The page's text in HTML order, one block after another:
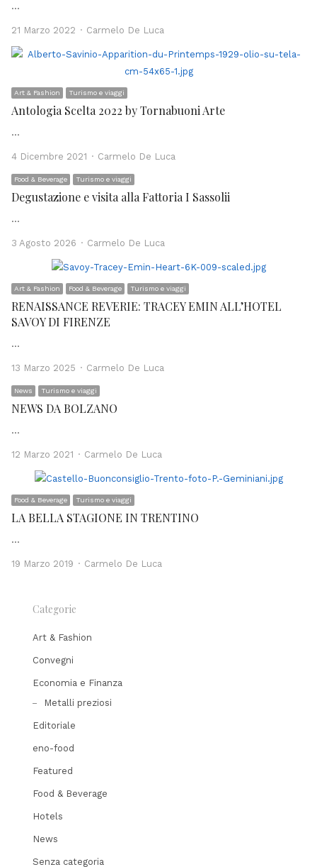
…
21 Marzo 2022 Author
Carmelo De Luca
Art & Fashion Turismo e viaggi
Antologia Scelta 2022 by Tornabuoni Arte
…
4 Dicembre 2021 Author
Carmelo De Luca
Food & Beverage Turismo e viaggi
Degustazione e visita alla Fattoria I Sassolii
…
3 Agosto 2026 Author
Carmelo De Luca
Art & Fashion Food & Beverage Turismo e viaggi
RENAISSANCE REVERIE: TRACEY EMIN ALL’HOTEL
SAVOY DI FIRENZE
…
13 Marzo 2025 Author
Carmelo De Luca
News Turismo e viaggi
NEWS DA BOLZANO
…
12 Marzo 2021 Author
Carmelo De Luca
Food & Beverage Turismo e viaggi
LA BELLA STAGIONE IN TRENTINO
…
19 Marzo 2019 Author
Carmelo De Luca
Categorie
Art & Fashion
Convegni
Economia e Finanza
Metalli preziosi
Editoriale
eno-food
Featured
Food & Beverage
Hotels
News
Senza categoria